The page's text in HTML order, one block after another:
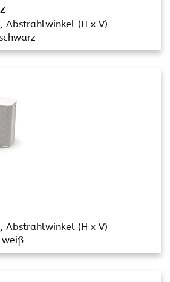
Abstrahlwinkel (H x V)
Abstrahlwinkel (H x V)
weiß